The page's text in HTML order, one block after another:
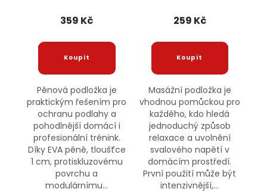
359 Kč
Pěnová podložka je
praktickým řešením pro
ochranu podlahy a
pohodlnější domácí i
profesionální trénink.
Díky EVA pěně, tloušťce
1 cm, protiskluzovému
povrchu a
modulárnímu...
259 Kč
Masážní podložka je
vhodnou pomůckou pro
každého, kdo hledá
jednoduchý způsob
relaxace a uvolnění
svalového napětí v
domácím prostředí.
První použití může být
intenzivnější,...